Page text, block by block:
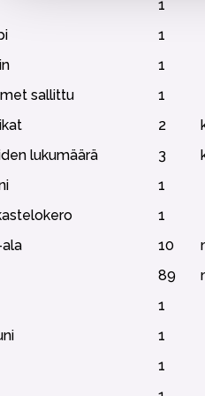
1
1
1
sallittu
1
2
lukumäärä
3
1
1
10
89
1
1
1